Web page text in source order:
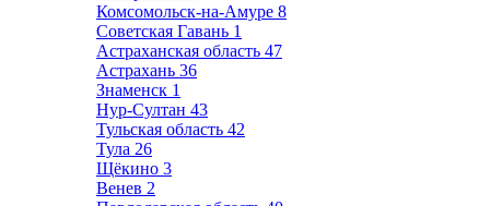
Комсомольск-на-Амуре 8
Советская Гавань 1
Астраханская область 47
Астрахань 36
Знаменск 1
Нур-Султан 43
Тульская область 42
Тула 26
Щёкино 3
Венев 2